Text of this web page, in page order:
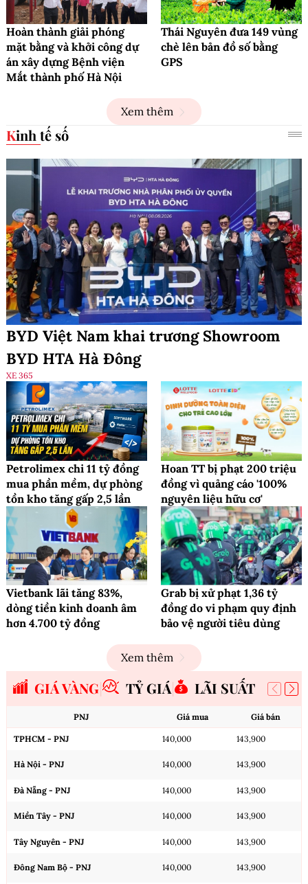
Hoàn thành giải phóng
mặt bằng và khởi công dự
án xây dựng Bệnh viện
Mắt thành phố Hà Nội
Thái Nguyên đưa 149 vùng
chè lên bản đồ số bằng
GPS
Xem thêm
Kinh tế số
BYD Việt Nam khai trương Showroom
BYD HTA Hà Đông
XE 365
Petrolimex chi 11 tỷ đồng
mua phần mềm, dự phòng
tồn kho tăng gấp 2,5 lần
Hoan TT bị phạt 200 triệu
đồng vì quảng cáo '100%
nguyên liệu hữu cơ'
Vietbank lãi tăng 83%,
dòng tiền kinh doanh âm
hơn 4.700 tỷ đồng
Grab bị xử phạt 1,36 tỷ
đồng do vi phạm quy định
bảo vệ người tiêu dùng
Xem thêm
GIÁ VÀNG TỶ GIÁ LÃI SUẤT
PNJ Giá mua Giá bán
TPHCM - PNJ 140,000 143,900
Hà Nội - PNJ 140,000 143,900
Đà Nẵng - PNJ 140,000 143,900
Miền Tây - PNJ 140,000 143,900
Tây Nguyên - PNJ 140,000 143,900
Đông Nam Bộ - PNJ 140,000 143,900